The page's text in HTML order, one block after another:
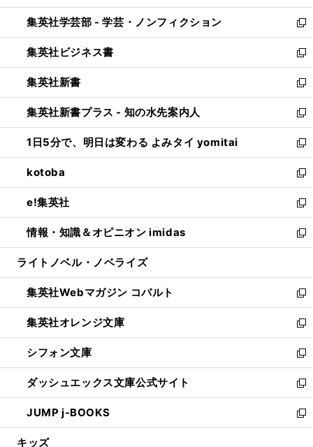
開
く
ウ
で
開
く
ン
ド
ウ
で
開
く
ウ
ィ
ン
ド
ウ
で
開
く
集英社学芸部 - 学芸・ノンフィクション
新
し
い
ウ
ィ
ン
ド
ウ
で
開
く
集英社ビジネス書
新
し
い
ウ
ィ
ン
ド
ウ
で
開
く
集英社新書
新
し
い
ウ
ィ
ン
ド
ウ
で
開
く
集英社新書プラス - 知の水先案内人
新
し
い
ウ
ィ
ン
ド
ウ
で
開
1日5分で、明日は変わる よみタイ yomitai
新
し
い
ウ
ィ
ン
ド
ウ
開
く
kotoba
新
し
い
ウ
ィ
ン
ウ
で
開
く
e!集英社
新
し
い
ウ
ン
ド
ウ
で
開
く
情報・知識＆オピニオン imidas
新
し
ウ
ィ
ン
ド
ウ
で
開
く
ライトノベル・ノベライズ
集英社Webマガジン コバルト
新
し
い
ウ
ィ
ン
ド
ウ
で
開
集英社オレンジ文庫
新
し
い
ウ
ィ
ン
ド
ウ
シフォン文庫
新
し
い
ウ
ィ
ン
ダッシュエックス文庫公式サイト
新
し
い
ウ
JUMP j-BOOKS
新
し
キッズ